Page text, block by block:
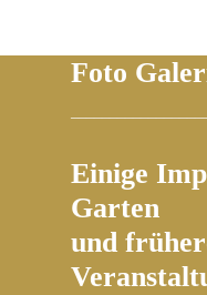
Foto
Einige
Garten
und